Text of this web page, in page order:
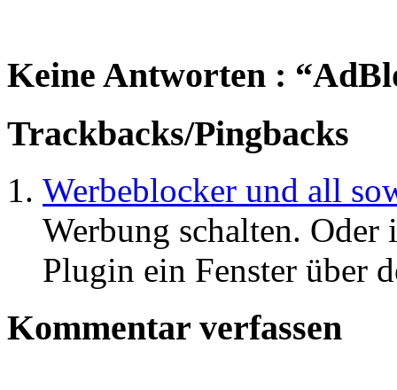
Keine Antworten :
Trackbacks/Pingbacks
Werbeblocker und all
Werbung schalten.
Plugin ein Fenster über
Kommentar verfassen